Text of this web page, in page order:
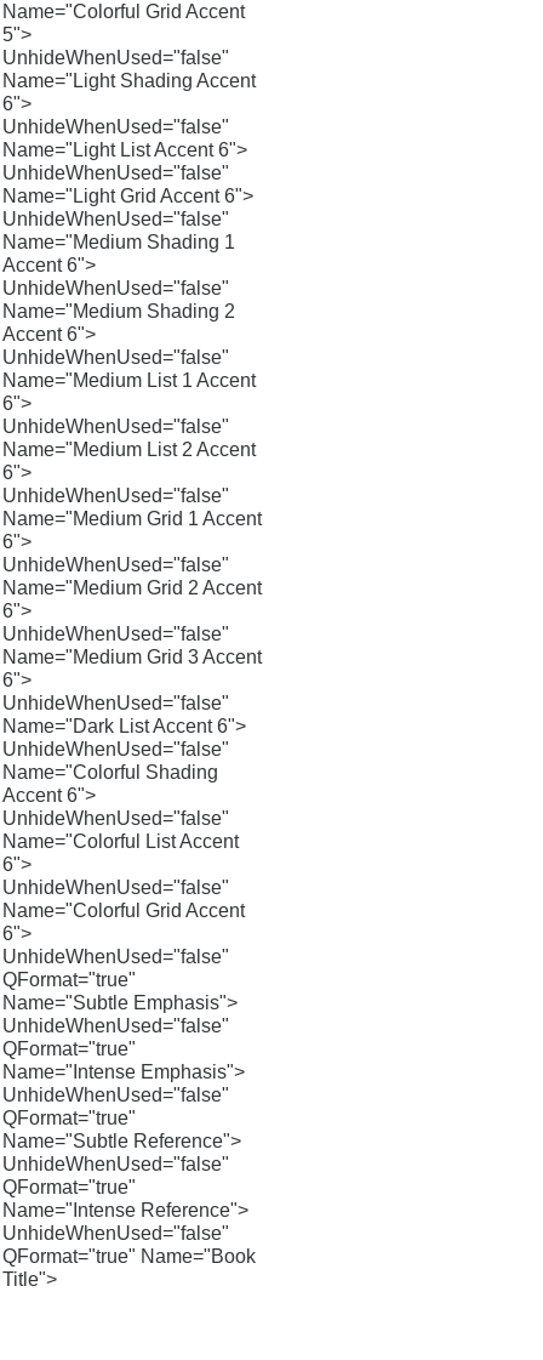
Name="Colorful Grid Accent
5">
UnhideWhenUsed="false"
Name="Light Shading Accent
6">
UnhideWhenUsed="false"
Name="Light List Accent 6">
UnhideWhenUsed="false"
Name="Light Grid Accent 6">
UnhideWhenUsed="false"
Name="Medium Shading 1
Accent 6">
UnhideWhenUsed="false"
Name="Medium Shading 2
Accent 6">
UnhideWhenUsed="false"
Name="Medium List 1 Accent
6">
UnhideWhenUsed="false"
Name="Medium List 2 Accent
6">
UnhideWhenUsed="false"
Name="Medium Grid 1 Accent
6">
UnhideWhenUsed="false"
Name="Medium Grid 2 Accent
6">
UnhideWhenUsed="false"
Name="Medium Grid 3 Accent
6">
UnhideWhenUsed="false"
Name="Dark List Accent 6">
UnhideWhenUsed="false"
Name="Colorful Shading
Accent 6">
UnhideWhenUsed="false"
Name="Colorful List Accent
6">
UnhideWhenUsed="false"
Name="Colorful Grid Accent
6">
UnhideWhenUsed="false"
QFormat="true"
Name="Subtle Emphasis">
UnhideWhenUsed="false"
QFormat="true"
Name="Intense Emphasis">
UnhideWhenUsed="false"
QFormat="true"
Name="Subtle Reference">
UnhideWhenUsed="false"
QFormat="true"
Name="Intense Reference">
UnhideWhenUsed="false"
QFormat="true" Name="Book
Title">